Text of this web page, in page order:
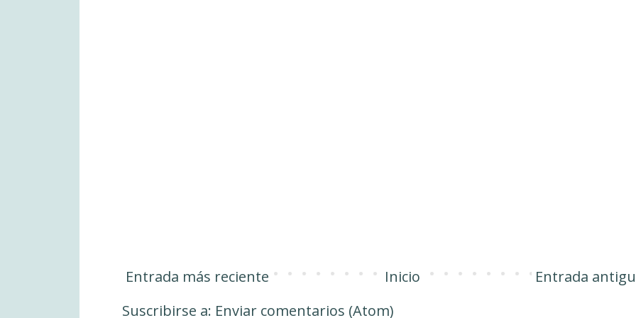
Entrada más reciente Entrada
Inicio
Suscribirse a: Enviar comentarios (Atom)